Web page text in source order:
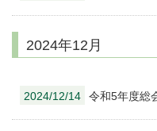
2024年12月
2024/12/14 令和5年度総